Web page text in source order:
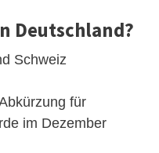
Deutschland?
Schweiz
für
im Dezember